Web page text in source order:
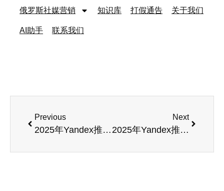
俄罗斯社媒营销 知识库 打假通告 关于我们
AI助手 联系我们
Previous
2025年Yandex推广与360推广的技术优势比较
Next
2025年Yandex推广与AI技术的融合发展